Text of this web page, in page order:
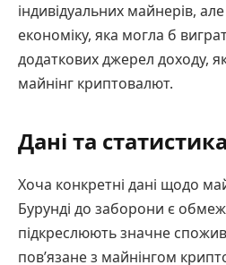
індивідуальних майнерів,
економіку, яка могла б
додаткових джерел доходу,
майнінг криптовалют.
Дані та статистика
Хоча конкретні дані щодо
Бурунді до заборони є
підкреслюють значне
пов’язане з майнінгом